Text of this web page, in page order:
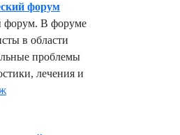
форум
форум. В форуме
в области
проблемы
лечения и